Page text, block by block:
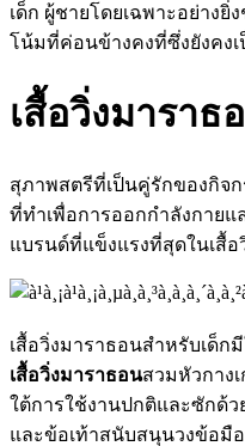
เด็ก ผู้ชายโดยเฉพาะอย่าง
โน้มที่ค่อนข้างคงที่ซึ่งยังคง
เสื้อวิ่งมารา
สุภาพสตรีที่เป็นคู่รักของกิจก
ที่ทำเพื่อการออกกำลังกาย
แบรนด์ที่แข็งแรงที่สุดในเสื้
เสื้อวิ่งมาราธอนสำหรับเด็
เสื้อวิ่งมาราธอนสวมหัวกาง
ใต้การใช้งานปกติและซักด้
และข้อเท้าสนับสนุนวงข้อมื